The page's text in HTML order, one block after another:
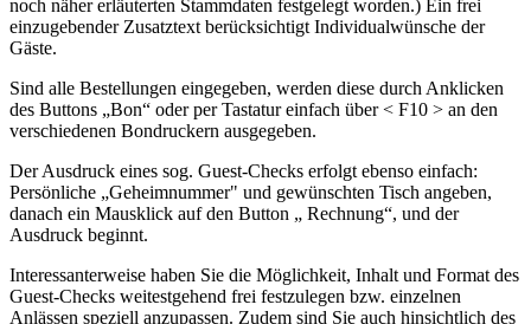
noch näher erläuterten Stammdaten festgelegt worden.) Ein frei
einzugebender Zusatztext berücksichtigt Individualwünsche der
Gäste.
Sind alle Bestellungen eingegeben, werden diese durch Anklicken
des Buttons „Bon“ oder per Tastatur einfach über < F10 > an den
verschiedenen Bondruckern ausgegeben.
Der Ausdruck eines sog. Guest-Checks erfolgt ebenso einfach:
Persönliche „Geheimnummer" und gewünschten Tisch angeben,
danach ein Mausklick auf den Button „ Rechnung“, und der
Ausdruck beginnt.
Interessanterweise haben Sie die Möglichkeit, Inhalt und Format des
Guest-Checks weitestgehend frei festzulegen bzw. einzelnen
Anlässen speziell anzupassen. Zudem sind Sie auch hinsichtlich des